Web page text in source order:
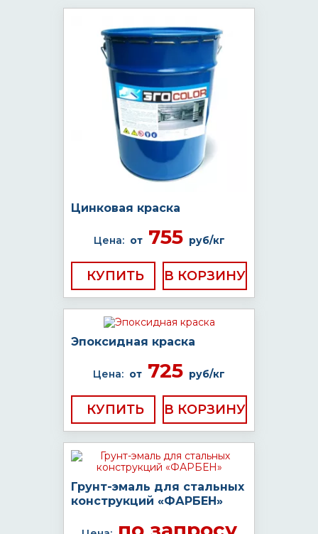
Цинковая краска
Цена: от755 руб/кг
КУПИТЬ
Эпоксидная краска
Цена: от 725 руб/кг
КУПИТЬ
Грунт-эмаль для стальных
конструкций «ФАРБЕН»